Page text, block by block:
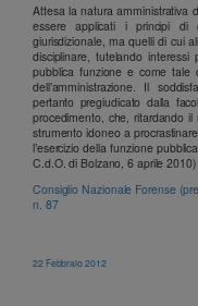
Attesa la natura amministrativa
essere applicati i principi di
giurisdizionale, ma quelli di cui
disciplinare, tutelando
pubblica funzione e come tale
dell’amministrazione. Il
pertanto pregiudicato dalla
procedimento, che, ritardando
strumento idoneo a
l’esercizio della funzione
C.d.O. di Bolzano, 6 aprile 2010)
Consiglio Nazionale Forense
n. 87
22 Febbraio 2012